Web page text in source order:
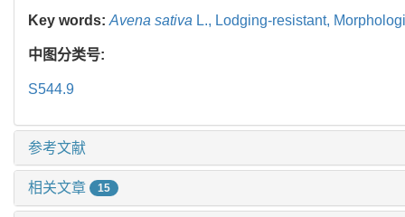
Key words: Avena sativa L., Lodging-resistant,
中图分类号:
S544.9
参考文献
相关文章 15